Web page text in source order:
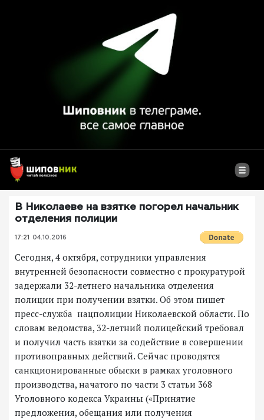
В Николаеве на взятке погорел начальник
отделения полиции
17:21 04.10.2016
Сегодня, 4 октября, сотрудники управления
внутренней безопасности совместно с прокуратурой
задержали 32-летнего начальника отделения
полиции при получении взятки. Об этом пишет
пресс-служба нацполиции Николаевской области. По
словам ведомства, 32-летний полицейский требовал
и получил часть взятки за содействие в совершении
противоправных действий. Сейчас проводятся
санкционированные обыски в рамках уголовного
производства, начатого по части 3 статьи 368
Уголовного кодекса Украины («Принятие
предложения, обещания или получения